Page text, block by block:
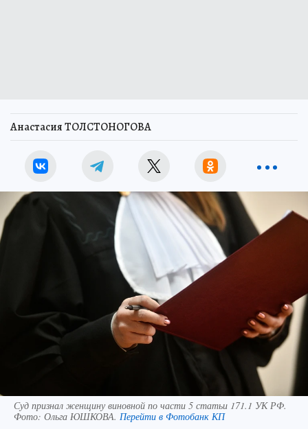
Анастасия ТОЛСТОНОГОВА
Суд признал женщину виновной по части 5 статьи 171.1 УК РФ.
Фото: Ольга ЮШКОВА. Перейти в Фотобанк КП